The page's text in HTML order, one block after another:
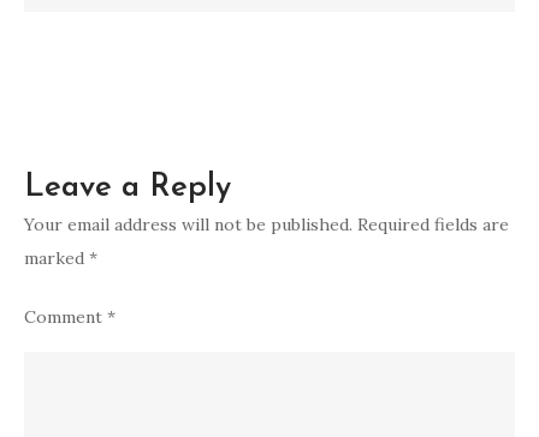
Leave a Reply
Your email address will not be published. Required fields are
marked *
Comment *